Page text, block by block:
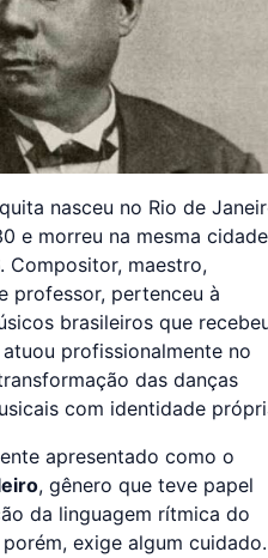
nasceu no Rio de
e morreu na mesma cidade
Compositor, maestro,
professor, pertenceu à
brasileiros que
profissionalmente no
das danças
com identidade
apresentado como o
, gênero que teve papel
da linguagem rítmica do
exige algum